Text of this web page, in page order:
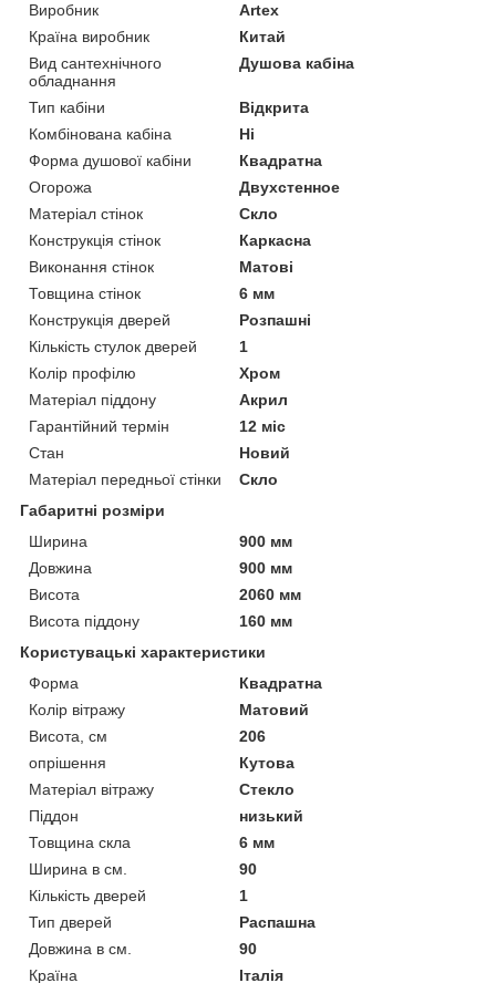
Виробник
Artex
Країна виробник
Китай
Вид сантехнічного
обладнання
Душова кабіна
Тип кабіни
Відкрита
Комбінована кабіна
Ні
Форма душової кабіни
Квадратна
Огорожа
Двухстенное
Матеріал стінок
Скло
Конструкція стінок
Каркасна
Виконання стінок
Матові
Товщина стінок
6 мм
Конструкція дверей
Розпашні
Кількість стулок дверей
1
Колір профілю
Хром
Матеріал піддону
Акрил
Гарантійний термін
12 міс
Стан
Новий
Матеріал передньої стінки
Скло
Габаритні розміри
Ширина
900 мм
Довжина
900 мм
Висота
2060 мм
Висота піддону
160 мм
Користувацькі характеристики
Форма
Квадратна
Колір вітражу
Матовий
Висота, см
206
опрішення
Кутова
Матеріал вітражу
Стекло
Піддон
низький
Товщина скла
6 мм
Ширина в см.
90
Кількість дверей
1
Тип дверей
Распашна
Довжина в см.
90
Країна
Італія